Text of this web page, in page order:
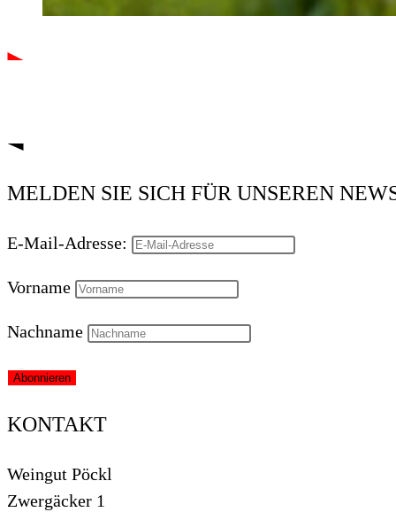
MELDEN SIE SICH FÜR UNSEREN
E-Mail-Adresse:
Vorname
Nachname
KONTAKT
Weingut Pöckl
Zwergäcker 1